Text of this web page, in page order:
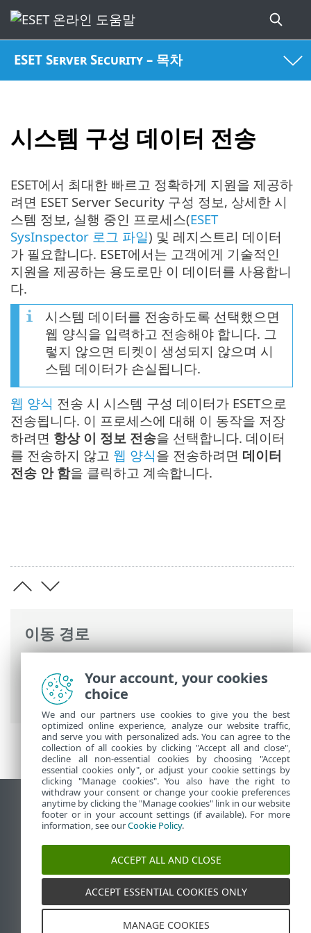
ESET Server Security – 목차
시스템 구성 데이터 전송
이동 경로
명령과 함께 ESET Server Security>도움
말 및 지원 > 시스템 구성 데이터 전송
ESET에서 최대한 빠르고 정확하게 지원을 제공하
려면 ESET Server Security 구성 정보, 상세한 시
스템 정보, 실행 중인 프로세스(ESET
SysInspector 로그 파일) 및 레지스트리 데이터
가 필요합니다. ESET에서는 고객에게 기술적인
지원을 제공하는 용도로만 이 데이터를 사용합니
다.
시스템 데이터를 전송하도록 선택했으면
웹 양식을 입력하고 전송해야 합니다. 그
렇지 않으면 티켓이 생성되지 않으며 시
스템 데이터가 손실됩니다.
웹 양식 전송 시 시스템 구성 데이터가 ESET으로
전송됩니다. 이 프로세스에 대해 이 동작을 저장
하려면 항상 이 정보 전송을 선택합니다. 데이터
를 전송하지 않고 웹 양식을 전송하려면 데이터
전송 안 함을 클릭하고 계속합니다.
데스크톱 사이트 보기
End of Life
ESET 지식 베이스
ESET Status Portal
국가별 지원
Your account, your cookies
choice
We and our partners use cookies to give you the best
optimized online experience, analyze our website traffic,
and serve you with personalized ads. You can agree to the
collection of all cookies by clicking "Accept all and close",
decline all non-essential cookies by choosing "Accept
essential cookies only", or adjust your cookie settings by
clicking "Manage cookies". You also have the right to
withdraw your consent or change your cookie preferences
anytime by clicking the "Manage cookies" link in our website
footer or in your account settings (if available). For more
information, see ourCookie Policy.
ACCEPT ALL AND CLOSE
ACCEPT ESSENTIAL COOKIES ONLY
MANAGE COOKIES